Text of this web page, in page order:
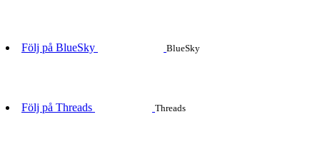
Följ på BlueSky BlueSky
Följ på Threads Threads